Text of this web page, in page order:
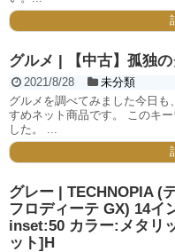
グルメ | 【中古】孤独
2021/8/28
未分類
グルメを調べてみました今日
すめネット商品です。 このキ
した。 ...
グレー | TECHNOPIA (
フロディーテ GX) 14イ
inset:50 カラー:メタリ
ット]H